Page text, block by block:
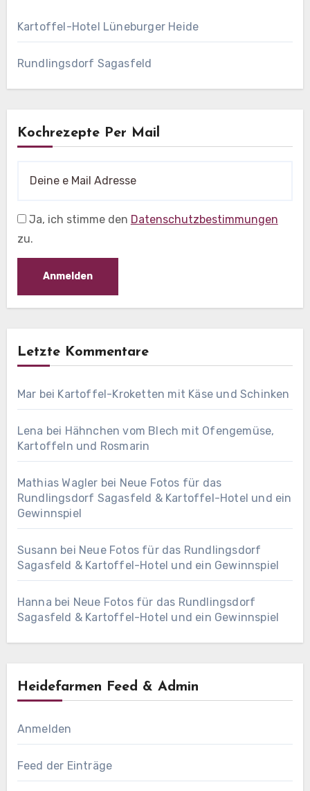
Kartoffel-Hotel Lüneburger Heide
Rundlingsdorf Sagasfeld
Kochrezepte Per Mail
Ja, ich stimme den Datenschutzbestimmungen
zu.
Letzte Kommentare
Mar bei Kartoffel-Kroketten mit Käse und Schinken
Lena bei Hähnchen vom Blech mit Ofengemüse,
Kartoffeln und Rosmarin
Mathias Wagler bei Neue Fotos für das
Rundlingsdorf Sagasfeld & Kartoffel-Hotel und ein
Gewinnspiel
Susann bei Neue Fotos für das Rundlingsdorf
Sagasfeld & Kartoffel-Hotel und ein Gewinnspiel
Hanna bei Neue Fotos für das Rundlingsdorf
Sagasfeld & Kartoffel-Hotel und ein Gewinnspiel
Heidefarmen Feed & Admin
Anmelden
Feed der Einträge